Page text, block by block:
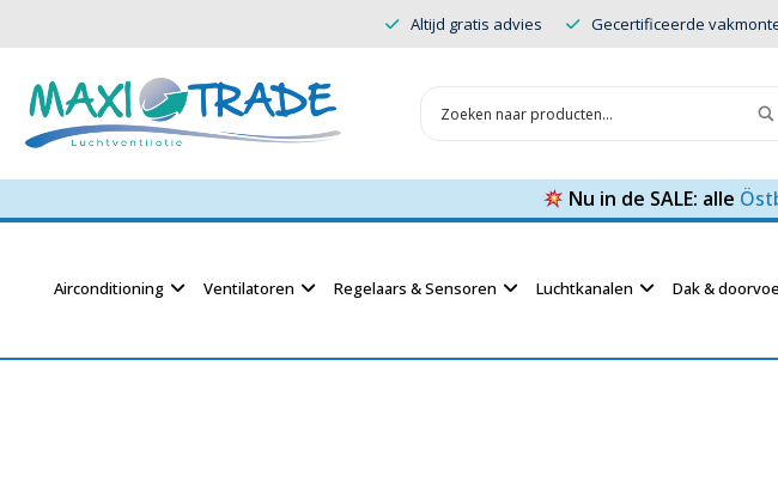
Altijd gratis advies Gecertificeerde
Nu in de SALE: alle
Airconditioning Ventilatoren Regelaars & Sensoren Luchtkanalen Dak &